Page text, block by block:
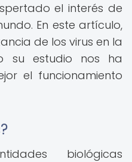
el interés de
En este artículo,
de los virus en la
su estudio nos ha
el funcionamiento
biológicas